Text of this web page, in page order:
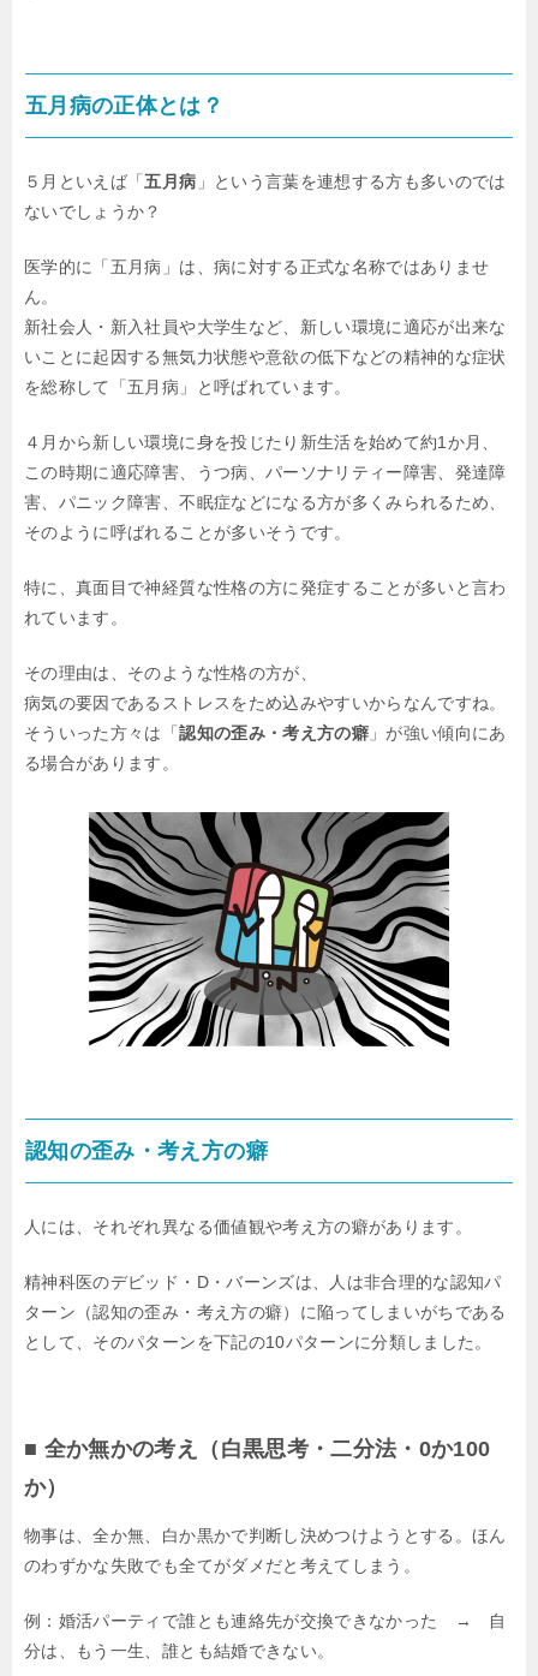
五月病の正体とは？
５月といえば「五月病 」という言葉を連想する方も多いのでは
ないでしょうか？
医学的に「五月病」は、病に対する正式な名称ではありませ
ん。
新社会人・新入社員や大学生など、新しい環境に適応が出来な
いことに起因する無気力状態や意欲の低下などの精神的な症状
を総称して「五月病」と呼ばれています。
４月から新しい環境に身を投じたり新生活を始めて約1か月、
この時期に適応障害、うつ病、パーソナリティー障害、発達障
害、パニック障害、不眠症などになる方が多くみられるため、
そのように呼ばれることが多いそうです。
特に、真面目で神経質な性格の方に発症することが多いと言わ
れています。
その理由は、そのような性格の方が、
病気の要因であるストレスをため込みやすいからなんですね。
そういった方々は「認知の歪み・考え方の癖 」が強い傾向にあ
る場合があります。
認知の歪み・考え方の癖
人には、それぞれ異なる価値観や考え方の癖があります。
精神科医のデビッド・D・バーンズは、人は非合理的な認知パ
ターン（認知の歪み・考え方の癖）に陥ってしまいがちである
として、そのパターンを下記の10パターンに分類しました。
■ 全か無かの考え（白黒思考・二分法・0か100
か）
物事は、全か無、白か黒かで判断し決めつけようとする。ほん
のわずかな失敗でも全てがダメだと考えてしまう。
例：婚活パーティで誰とも連絡先が交換できなかった → 自
分は、もう一生、誰とも結婚できない。